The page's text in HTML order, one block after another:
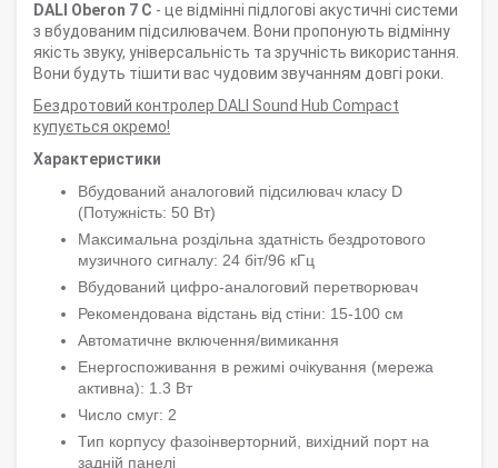
DALI Oberon 7 C - це відмінні підлогові акустичні системи
з вбудованим підсилювачем. Вони пропонують відмінну
якість звуку, універсальність та зручність використання.
Вони будуть тішити вас чудовим звучанням довгі роки.
Бездротовий контролер DALI Sound Hub Compact
купується окремо!
Характеристики
Вбудований аналоговий підсилювач класу D
(Потужність: 50 Вт)
Максимальна роздільна здатність бездротового
музичного сигналу: 24 біт/96 кГц
Вбудований цифро-аналоговий перетворювач
Рекомендована відстань від стіни: 15-100 см
Автоматичне включення/вимикання
Енергоспоживання в режимі очікування (мережа
активна): 1.3 Вт
Число смуг: 2
Тип корпусу фазоінверторний, вихідний порт на
задній панелі